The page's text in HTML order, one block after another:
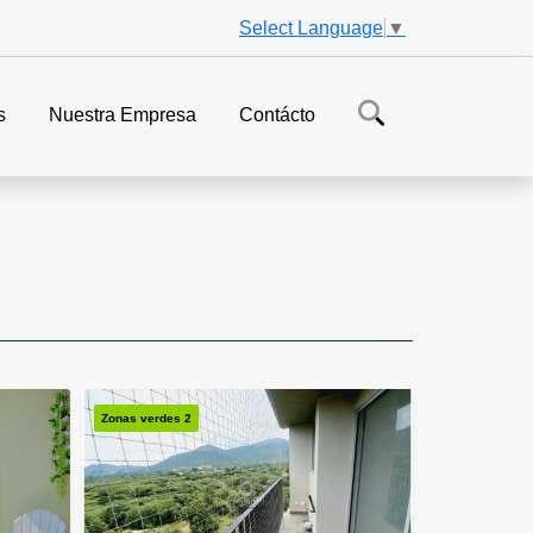
Select Language ▼
Nuestra Empresa Contácto
Zonas verdes 2